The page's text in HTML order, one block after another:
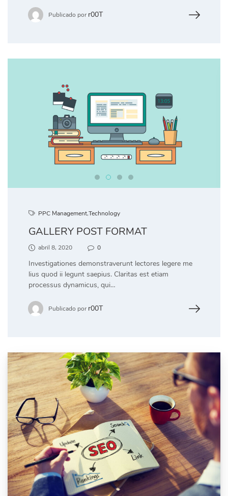
Publicado porr00T
PPC Management,Technology
GALLERY POST FORMAT
abril 8, 2020 0
Investigationes demonstraverunt lectores legere me
lius quod ii legunt saepius. Claritas est etiam
processus dynamicus, qui…
Publicado porr00T